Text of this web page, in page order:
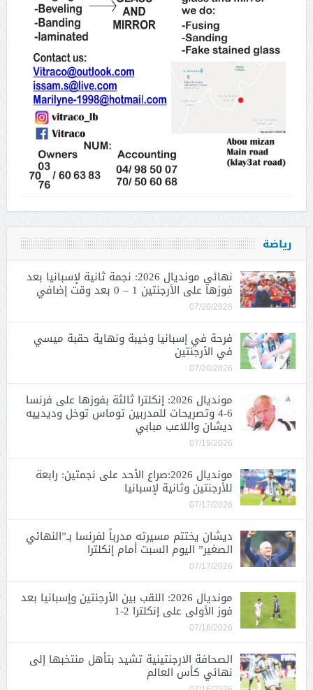
رياضة
نهائي مونديال 2026: نجمة ثانية لإسبانيا بعد
فوزها على الأرجنتين 1 – 0 بعد وقت إضافي
07/20/2026
فرحة في إسبانيا وخيبة ونهاية حقبة ميسي
في الأرجنتين
07/20/2026
مونديال 2026: إنكلترا ثالثة بفوزها على فرنسا
6-4 وتصريحات للمدربين توماس توخل وديدييه
ديشان واللاعب مبابي
07/19/2026
مونديال 2026:صراع الأحد على نجمتين: رابعة
للأرجنتين وثانية لإسبانيا
07/17/2026
ديشان يختتم مسيرته مدرباً لفرنسا بـ”النهائي
الصغير” اليوم السبت أمام إنكلترا
07/17/2026
مونديال 2026: اللقب بين الأرجنتين وإسبانيا بعد
فوز الأولى على إنكلترا 2-1
07/16/2026
الصحافة الارجنتينية تشيد بتأهل منتخبها إلى
نهائي كأس العالم